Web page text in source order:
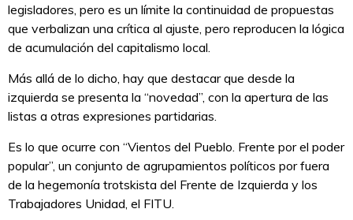
legisladores, pero es un límite la continuidad de propuestas
que verbalizan una crítica al ajuste, pero reproducen la lógica
de acumulación del capitalismo local.
Más allá de lo dicho, hay que destacar que desde la
izquierda se presenta la “novedad”, con la apertura de las
listas a otras expresiones partidarias.
Es lo que ocurre con “Vientos del Pueblo. Frente por el poder
popular”, un conjunto de agrupamientos políticos por fuera
de la hegemonía trotskista del Frente de Izquierda y los
Trabajadores Unidad, el FITU.